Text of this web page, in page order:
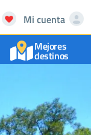
Mi cuenta
Mejores
destinos